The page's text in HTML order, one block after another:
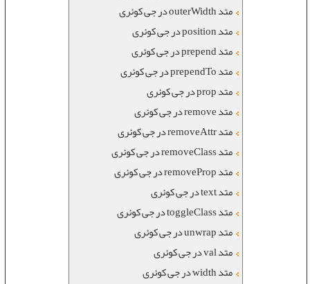
متد outerWidth در جی کوئری
متد position در جی کوئری
متد prepend در جی کوئری
متد prependTo در جی کوئری
متد prop در جی کوئری
متد remove در جی کوئری
متد removeAttr در جی کوئری
متد removeClass در جی کوئری
متد removeProp در جی کوئری
متد text در جی کوئری
متد toggleClass در جی کوئری
متد unwrap در جی کوئری
متد val در جی کوئری
متد width در جی کوئری